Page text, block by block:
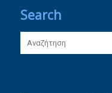
Search